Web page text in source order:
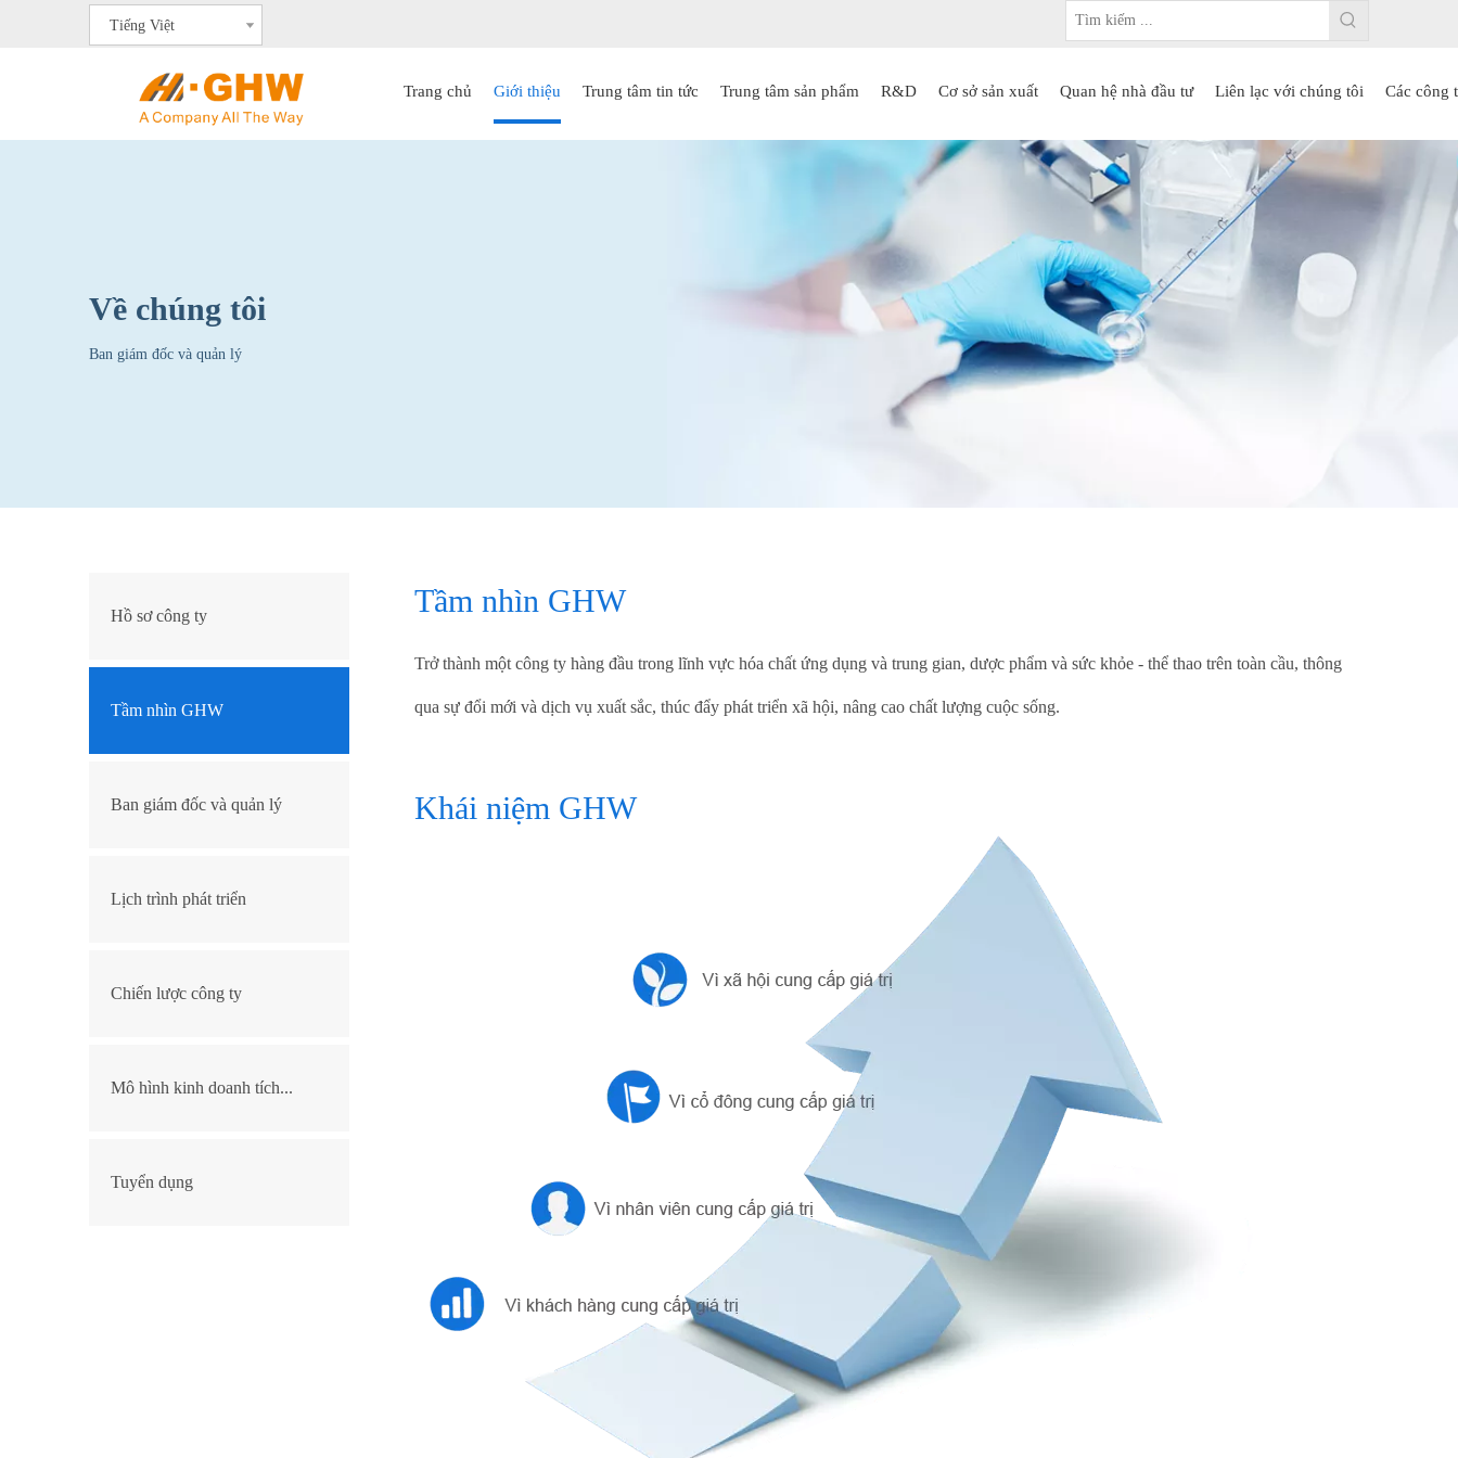
Tiếng Việt
Trang chủ Giới thiệu Trung tâm tin tức Trung tâm sản phẩm R&D Cơ sở sản xuất Quan hệ nhà đầu tư Liên lạc với chúng tôi Các công
Về chúng tôi
Ban giám đốc và quản lý
Hồ sơ công ty
Tầm nhìn GHW
Ban giám đốc và quản lý
Lịch trình phát triển
Chiến lược công ty
Mô hình kinh doanh tích...
Tuyển dụng
Tầm nhìn GHW
Trở thành một công ty hàng đầu trong lĩnh vực hóa chất ứng dụng và trung gian, dược phẩm và sức khỏe - thể thao trên toàn cầu, thông
qua sự đổi mới và dịch vụ xuất sắc, thúc đẩy phát triển xã hội, nâng cao chất lượng cuộc sống.
Khái niệm GHW